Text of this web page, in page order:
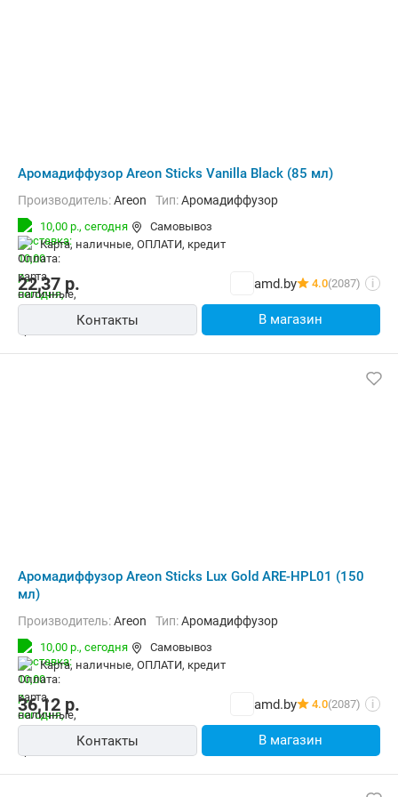
Аромадиффузор Areon Sticks Vanilla Black (85 мл)
Производитель:Areon Тип:Аромадиффузор
10,00 р., сегодня
Самовывоз
карта, наличные, ОПЛАТИ, кредит
22,37 р. amd.by 4.0(2087) i
Контакты В магазин
Аромадиффузор Areon Sticks Lux Gold ARE-HPL01 (150
мл)
Производитель:Areon Тип:Аромадиффузор
10,00 р., сегодня
Самовывоз
карта, наличные, ОПЛАТИ, кредит
36,12 р. amd.by 4.0(2087) i
Контакты В магазин